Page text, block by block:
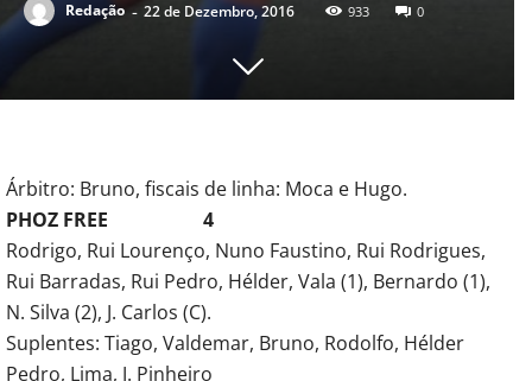
Redação - 22 de Dezembro, 2016 933 0
Árbitro: Bruno, fiscais de linha: Moca e Hugo.
PHOZ FREE 4
Rodrigo, Rui Lourenço, Nuno Faustino, Rui Rodrigues,
Rui Barradas, Rui Pedro, Hélder, Vala (1), Bernardo (1),
N. Silva (2), J. Carlos (C).
Suplentes: Tiago, Valdemar, Bruno, Rodolfo, Hélder
Pedro, Lima, J. Pinheiro